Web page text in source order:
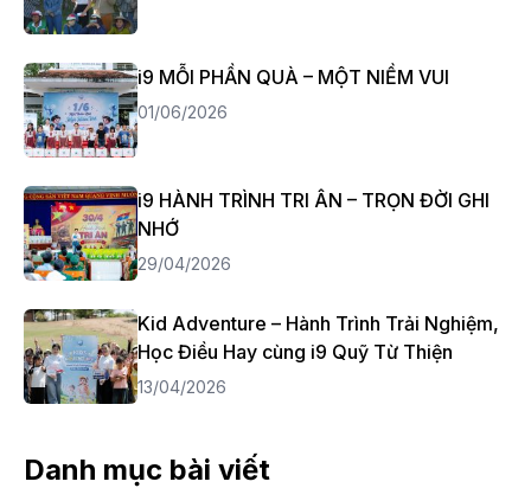
i9 MỖI PHẦN QUÀ – MỘT NIỀM VUI
01/06/2026
i9 HÀNH TRÌNH TRI ÂN – TRỌN ĐỜI GHI
NHỚ
29/04/2026
Kid Adventure – Hành Trình Trải Nghiệm,
Học Điều Hay cùng i9 Quỹ Từ Thiện
13/04/2026
Danh mục bài viết